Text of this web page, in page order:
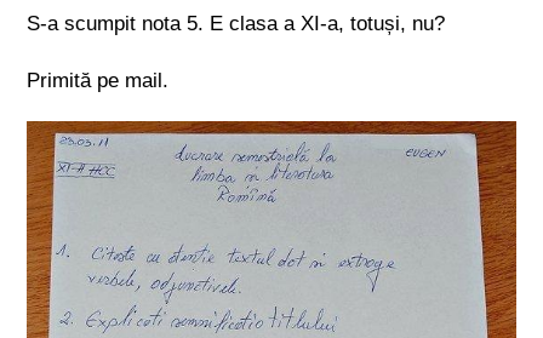
S-a scumpit nota 5. E clasa a XI-a, totuși, nu?
Primită pe mail.